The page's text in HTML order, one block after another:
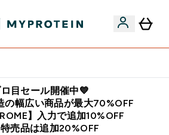
目セール開催中💙
の幅広い商品が最大70%OFF
】入力で追加10%OFF
売品は追加20%OFF